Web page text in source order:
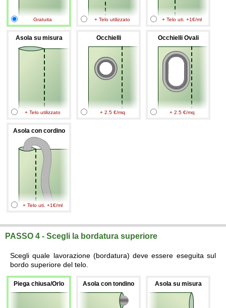
Gratuita + Telo utilizzato + Telo uti. +1€/ml
Asola su misura
+ Telo utilizzato
Occhielli
+ 2.5 €/mq
Occhielli Ovali
+ 2.5 €/mq
Asola con cordino
+ Telo uti. +1€/ml
PASSO 4 - Scegli la bordatura superiore
Scegli quale lavorazione (bordatura) deve essere eseguita sul
bordo superiore del telo.
Piega chiusa/Orlo Asola con tondino Asola su misura